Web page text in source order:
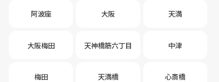
阿波座 大阪 天満
大阪梅田 天神橋筋六丁目 中津
梅田 天満橋 心斎橋